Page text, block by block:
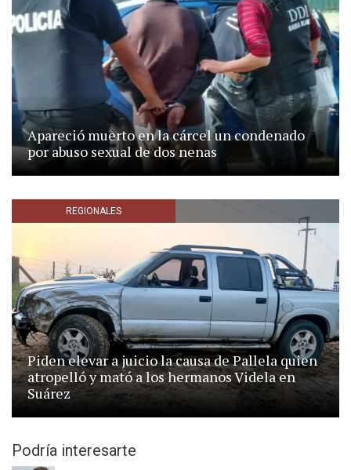
Apareció muerto en la cárcel un condenado
por abuso sexual de dos nenas
REGIONALES
Piden elevar a juicio la causa de Pallela quien
atropelló y mató a los hermanos Videla en
Suárez
Podría interesarte